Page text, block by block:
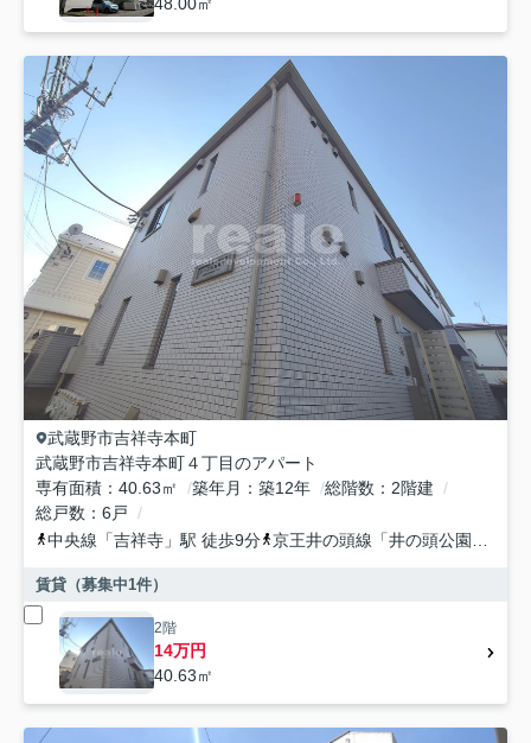
48.00㎡
武蔵野市吉祥寺本町
武蔵野市吉祥寺本町４丁目のアパート
専有面積
40.63㎡ 築年月 築12年 総階数
2階建
総戸数
6戸
中央線 「吉祥寺 」駅 徒歩9分 京王井の頭線 「井の頭公園
賃貸（募集中1件）
2階
14万円
40.63㎡